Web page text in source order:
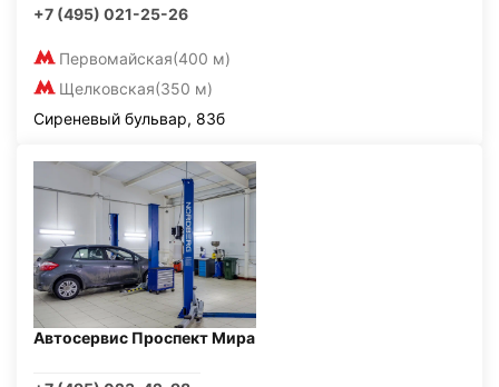
+7 (495) 021-25-26
Первомайская(400 м)
Щелковская(350 м)
Сиреневый бульвар, 83б
Автосервис Проспект Мира